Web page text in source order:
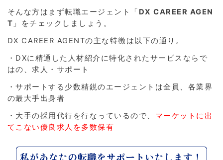
そんな方はまず転職エージェント「 DX CAREER AGEN
T 」をチェックしましょう。
DX CAREER AGENTの主な特徴は以下の通り。
・DXに精通した人材紹介に特化されたサービスならで
はの、求人・サポート
・サポートする少数精鋭のエージェントは全員、各業界
の最大手出身者
・大手の採用代行を行なっているので、 マーケットに出
てこない優良求人を多数保有